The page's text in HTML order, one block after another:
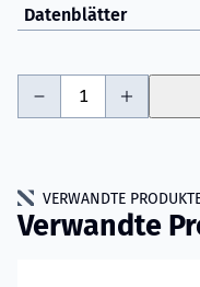
Datenblätter
VERWANDTE
Verwandte